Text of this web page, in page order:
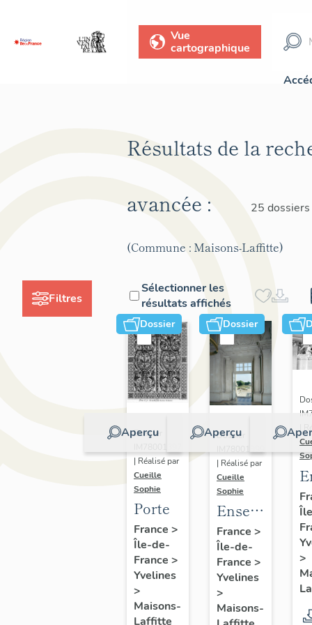
Vue
cartographique
Filtres
Résultats de la
avancée :
25 dossiers
(Commune : Maisons-Laffitte)
Sélectionner les
résultats affichés
Dossier
Aperçu
Dossier
| Réalisé par
Cueille
Sophie
Porte
France >
Île-de-
France >
Yvelines
>
Maisons-
Laffitte
Dossier
Aperçu
Dossier
| Réalisé par
Cueille
Sophie
Ensemble
de bas-
reliefs :
les
Quatre
éléments
France >
Île-de-
France >
Yvelines
>
Maisons-
|
>